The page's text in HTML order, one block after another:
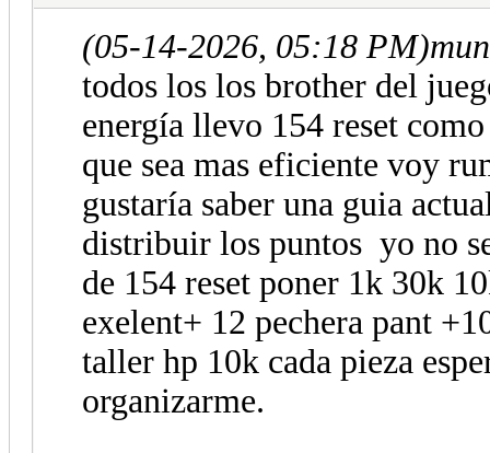
(05-14-2026, 05:18 PM)
todos los los brother del
energía llevo 154 reset
que sea mas eficiente voy
gustaría saber una guia
distribuir los puntos yo no
de 154 reset poner 1k 30k
exelent+ 12 pechera pant
taller hp 10k cada pieza
organizarme.